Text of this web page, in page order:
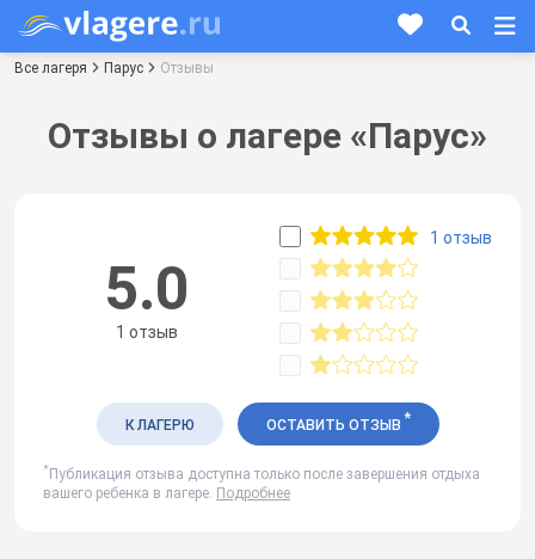
Все лагеря Парус Отзывы
Отзывы о лагере «Парус»
5.0
1 отзыв
1 отзыв
К ЛАГЕРЮ ОСТАВИТЬ ОТЗЫВ *
* Публикация отзыва доступна только после завершения отдыха
вашего ребенка в лагере. Подробнее